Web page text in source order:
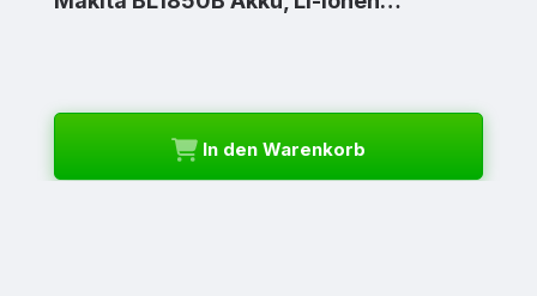
In den Warenkorb